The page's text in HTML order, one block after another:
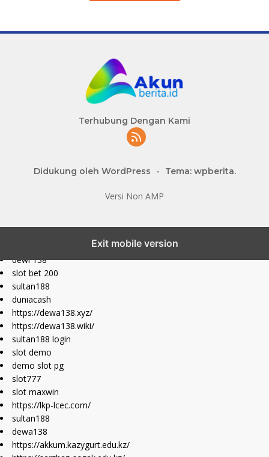
Terhubung Dengan Kami
Didukung oleh WordPress - Tema: wpberita.
Versi Non AMP
Exit mobile version
dewi 138
slot bet 200
sultan188
duniacash
https://dewa138.xyz/
https://dewa138.wiki/
sultan188 login
slot demo
demo slot pg
slot777
slot maxwin
https://lkp-lcec.com/
sultan188
dewa138
https://akkum.kazygurt.edu.kz/